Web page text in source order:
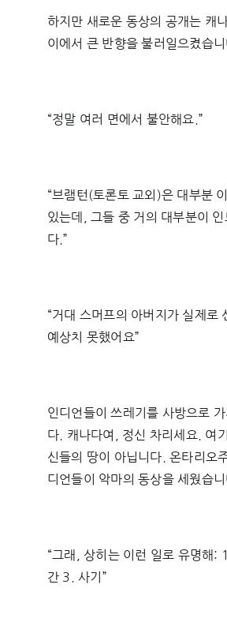
하지만 새로운 동상의 공개는 캐
이에서 큰 반향을 불러일으켰습니
“정말 여러 면에서 불안해요.”
“브램턴(토론토 교외)은 대부분
있는데, 그들 중 거의 대부분이 인
다.”
“거대 스머프의 아버지가 실제로
예상치 못했어요”
인디언들이 쓰레기를 사방으로 가
다. 캐나다여, 정신 차리세요. 여
신들의 땅이 아닙니다. 온타리오
디언들이 악마의 동상을 세웠습니
“그래, 상히는 이런 일로 유명해:
간 3. 사기”